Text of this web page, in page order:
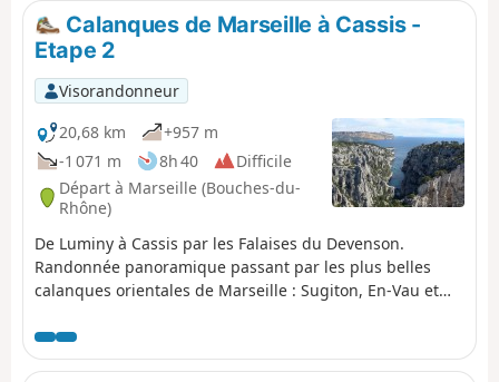
Calanques de Marseille à Cassis -
Etape 2
Visorandonneur
20,68 km
+957 m
-1 071 m
8h 40
Difficile
Départ à Marseille (Bouches-du-
Rhône)
De Luminy à Cassis par les Falaises du Devenson.
Randonnée panoramique passant par les plus belles
calanques orientales de Marseille : Sugiton, En-Vau et
qui est soumis à une réglementation spécifique. En cas
de non respect de celle-ci vous vous exposez à une